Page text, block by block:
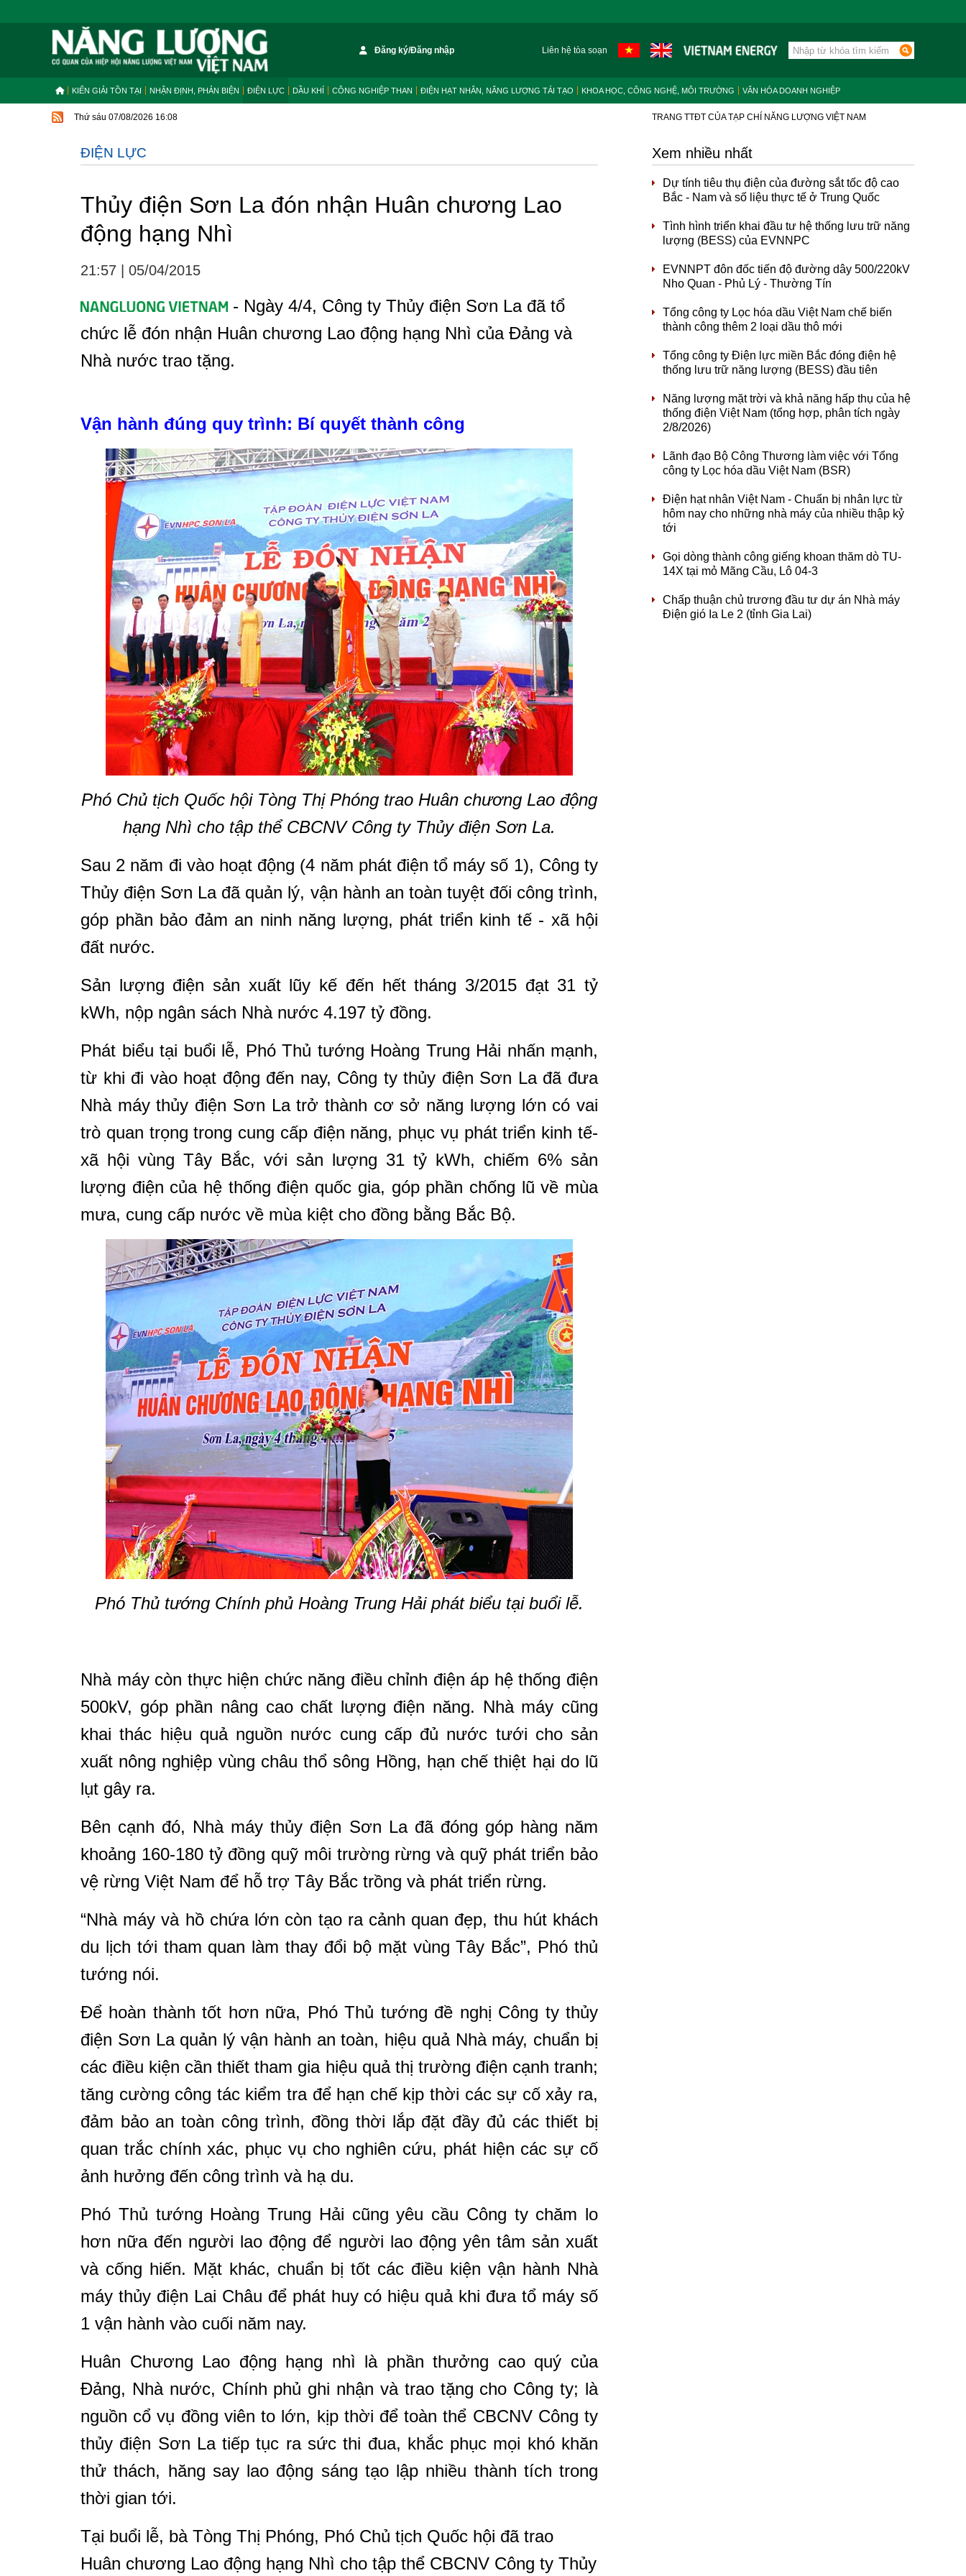
Đăng ký/Đăng nhập Liên hệ tòa soạn
KIẾN GIẢI TỒN TẠI NHẬN ĐỊNH, PHẢN BIỆN ĐIỆN LỰC DẦU KHÍ CÔNG NGHIỆP THAN ĐIỆN HẠT NHÂN, NĂNG LƯỢNG TÁI TẠO KHOA HỌC, CÔNG NGHỆ, MÔI TRƯỜNG VĂN HÓA DOANH NGHIỆP
Thứ sáu 07/08/2026 16:08 TRANG TTĐT CỦA TẠP CHÍ NĂNG LƯỢNG VIỆT NAM
ĐIỆN LỰC
Thủy điện Sơn La đón nhận Huân chương Lao
động hạng Nhì
21:57 05/04/2015
- Ngày 4/4, Công ty Thủy điện Sơn La đã tổ
chức lễ đón nhận Huân chương Lao động hạng Nhì của Đảng và
Nhà nước trao tặng.
Vận hành đúng quy trình: Bí quyết thành công
Phó Chủ tịch Quốc hội Tòng Thị Phóng trao Huân chương Lao động
hạng Nhì cho tập thể CBCNV Công ty Thủy điện Sơn La.
Sau 2 năm đi vào hoạt động (4 năm phát điện tổ máy số 1), Công ty
Thủy điện Sơn La đã quản lý, vận hành an toàn tuyệt đối công trình,
góp phần bảo đảm an ninh năng lượng, phát triển kinh tế - xã hội
đất nước.
Sản lượng điện sản xuất lũy kế đến hết tháng 3/2015 đạt 31 tỷ
kWh, nộp ngân sách Nhà nước 4.197 tỷ đồng.
Phát biểu tại buổi lễ, Phó Thủ tướng Hoàng Trung Hải nhấn mạnh,
từ khi đi vào hoạt động đến nay, Công ty thủy điện Sơn La đã đưa
Nhà máy thủy điện Sơn La trở thành cơ sở năng lượng lớn có vai
trò quan trọng trong cung cấp điện năng, phục vụ phát triển kinh tế-
xã hội vùng Tây Bắc, với sản lượng 31 tỷ kWh, chiếm 6% sản
lượng điện của hệ thống điện quốc gia, góp phần chống lũ về mùa
mưa, cung cấp nước về mùa kiệt cho đồng bằng Bắc Bộ.
Phó Thủ tướng Chính phủ Hoàng Trung Hải phát biểu tại buổi lễ.
Nhà máy còn thực hiện chức năng điều chỉnh điện áp hệ thống điện
500kV, góp phần nâng cao chất lượng điện năng. Nhà máy cũng
khai thác hiệu quả nguồn nước cung cấp đủ nước tưới cho sản
xuất nông nghiệp vùng châu thổ sông Hồng, hạn chế thiệt hại do lũ
lụt gây ra.
Bên cạnh đó, Nhà máy thủy điện Sơn La đã đóng góp hàng năm
khoảng 160-180 tỷ đồng quỹ môi trường rừng và quỹ phát triển bảo
vệ rừng Việt Nam để hỗ trợ Tây Bắc trồng và phát triển rừng.
“Nhà máy và hồ chứa lớn còn tạo ra cảnh quan đẹp, thu hút khách
du lịch tới tham quan làm thay đổi bộ mặt vùng Tây Bắc”, Phó thủ
tướng nói.
Để hoàn thành tốt hơn nữa, Phó Thủ tướng đề nghị Công ty thủy
điện Sơn La quản lý vận hành an toàn, hiệu quả Nhà máy, chuẩn bị
các điều kiện cần thiết tham gia hiệu quả thị trường điện cạnh tranh;
tăng cường công tác kiểm tra để hạn chế kịp thời các sự cố xảy ra,
đảm bảo an toàn công trình, đồng thời lắp đặt đầy đủ các thiết bị
quan trắc chính xác, phục vụ cho nghiên cứu, phát hiện các sự cố
ảnh hưởng đến công trình và hạ du.
Phó Thủ tướng Hoàng Trung Hải cũng yêu cầu Công ty chăm lo
hơn nữa đến người lao động để người lao động yên tâm sản xuất
và cống hiến. Mặt khác, chuẩn bị tốt các điều kiện vận hành Nhà
máy thủy điện Lai Châu để phát huy có hiệu quả khi đưa tổ máy số
1 vận hành vào cuối năm nay.
Huân Chương Lao động hạng nhì là phần thưởng cao quý của
Đảng, Nhà nước, Chính phủ ghi nhận và trao tặng cho Công ty; là
nguồn cổ vụ đồng viên to lớn, kịp thời để toàn thể CBCNV Công ty
thủy điện Sơn La tiếp tục ra sức thi đua, khắc phục mọi khó khăn
thử thách, hăng say lao động sáng tạo lập nhiều thành tích trong
thời gian tới.
Tại buổi lễ, bà Tòng Thị Phóng, Phó Chủ tịch Quốc hội đã trao
Huân chương Lao động hạng Nhì cho tập thể CBCNV Công ty Thủy
Xem nhiều nhất
Dự tính tiêu thụ điện của đường sắt tốc độ cao
Bắc - Nam và số liệu thực tế ở Trung Quốc
Tình hình triển khai đầu tư hệ thống lưu trữ năng
lượng (BESS) của EVNNPC
EVNNPT đôn đốc tiến độ đường dây 500/220kV
Nho Quan - Phủ Lý - Thường Tín
Tổng công ty Lọc hóa dầu Việt Nam chế biến
thành công thêm 2 loại dầu thô mới
Tổng công ty Điện lực miền Bắc đóng điện hệ
thống lưu trữ năng lượng (BESS) đầu tiên
Năng lượng mặt trời và khả năng hấp thụ của hệ
thống điện Việt Nam (tổng hợp, phân tích ngày
2/8/2026)
Lãnh đạo Bộ Công Thương làm việc với Tổng
công ty Lọc hóa dầu Việt Nam (BSR)
Điện hạt nhân Việt Nam - Chuẩn bị nhân lực từ
hôm nay cho những nhà máy của nhiều thập kỷ
tới
Gọi dòng thành công giếng khoan thăm dò TU-
14X tại mỏ Mãng Cầu, Lô 04-3
Chấp thuận chủ trương đầu tư dự án Nhà máy
Điện gió Ia Le 2 (tỉnh Gia Lai)